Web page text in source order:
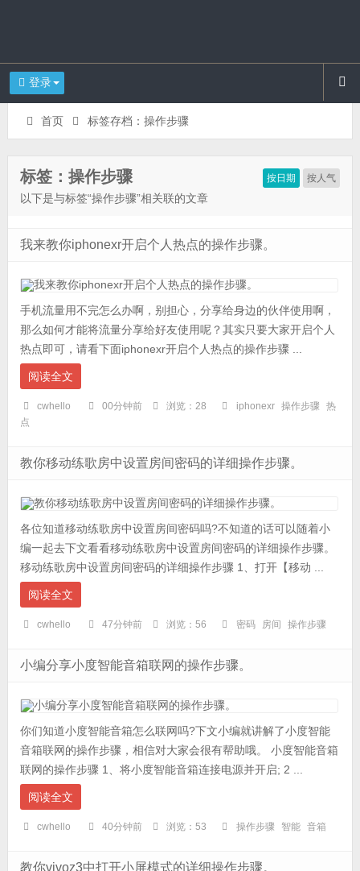
登录
首页 标签存档：操作步骤
按日期 按人气
标签：操作步骤
以下是与标签“操作步骤”相关联的文章
我来教你iphonexr开启个人热点的操作步骤。
手机流量用不完怎么办啊，别担心，分享给身边的伙伴使用啊，
那么如何才能将流量分享给好友使用呢？其实只要大家开启个人
热点即可，请看下面iphonexr开启个人热点的操作步骤 ...
阅读全文
cwhello 00分钟前 浏览：28 iphonexr 操作步骤
热
点
教你移动练歌房中设置房间密码的详细操作步骤。
各位知道移动练歌房中设置房间密码吗?不知道的话可以随着小
编一起去下文看看移动练歌房中设置房间密码的详细操作步骤。
移动练歌房中设置房间密码的详细操作步骤 1、打开【移动 ...
阅读全文
cwhello 47分钟前 浏览：56 密码 房间 操作步骤
小编分享小度智能音箱联网的操作步骤。
你们知道小度智能音箱怎么联网吗?下文小编就讲解了小度智能
音箱联网的操作步骤，相信对大家会很有帮助哦。 小度智能音箱
联网的操作步骤 1、将小度智能音箱连接电源并开启; 2 ...
阅读全文
cwhello 40分钟前 浏览：53 操作步骤 智能 音箱
教你vivoz3中打开小屏模式的详细操作步骤。